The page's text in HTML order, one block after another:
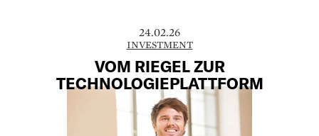
24.02.26
INVESTMENT
VOM RIEGEL ZUR
TECHNOLOGIEPLATTFORM